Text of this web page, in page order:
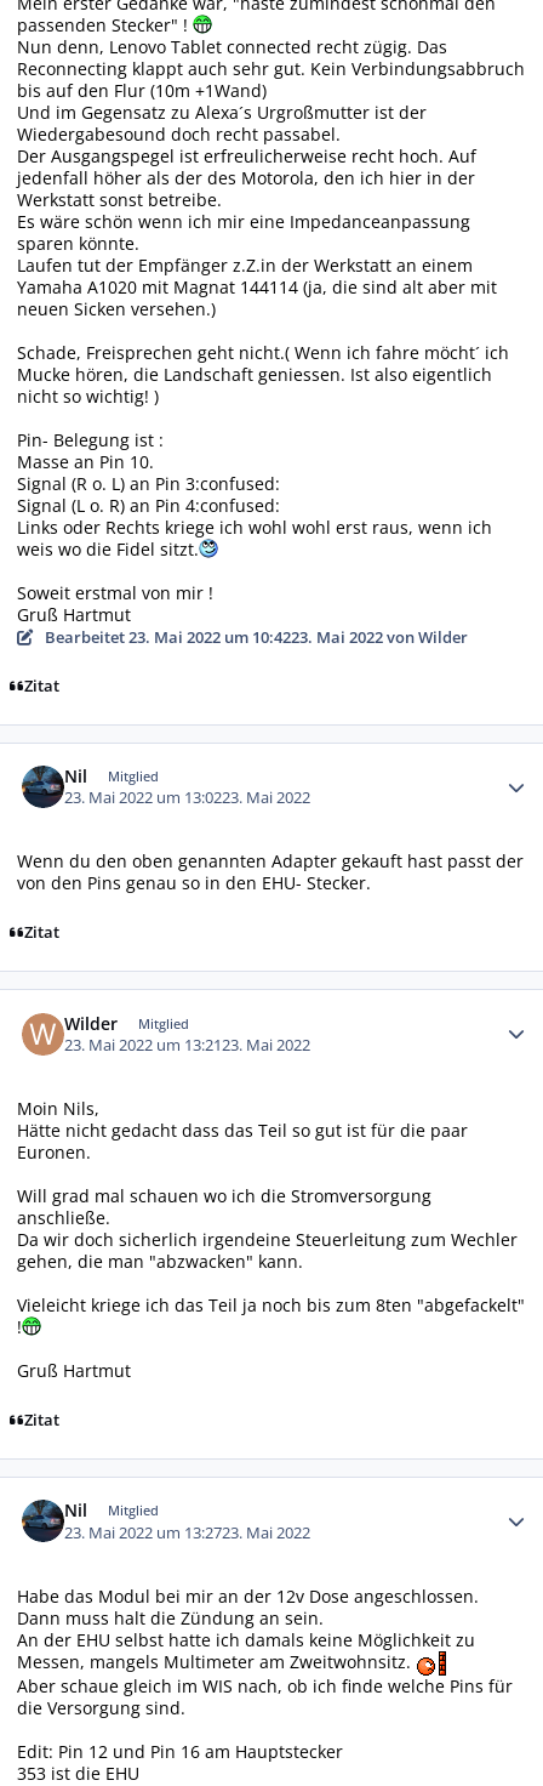
passenden Stecker" !
Nun denn, Lenovo Tablet connected recht zügig. Das
Reconnecting klappt auch sehr gut. Kein Verbindungsabbruch
bis auf den Flur (10m +1Wand)
Und im Gegensatz zu Alexa´s Urgroßmutter ist der
Wiedergabesound doch recht passabel.
Der Ausgangspegel ist erfreulicherweise recht hoch. Auf
jedenfall höher als der des Motorola, den ich hier in der
Werkstatt sonst betreibe.
Es wäre schön wenn ich mir eine Impedanceanpassung
sparen könnte.
Laufen tut der Empfänger z.Z.in der Werkstatt an einem
Yamaha A1020 mit Magnat 144114 (ja, die sind alt aber mit
neuen Sicken versehen.)
Schade, Freisprechen geht nicht.( Wenn ich fahre möcht´ ich
Mucke hören, die Landschaft geniessen. Ist also eigentlich
nicht so wichtig! )
Pin- Belegung ist :
Masse an Pin 10.
Signal (R o. L) an Pin 3:confused:
Signal (L o. R) an Pin 4:confused:
Links oder Rechts kriege ich wohl wohl erst raus, wenn ich
weis wo die Fidel sitzt.
Soweit erstmal von mir !
Gruß Hartmut
Bearbeitet23. Mai 2022 um 10:4223. Mai 2022von Wilder
Zitat
Nil Mitglied
23. Mai 2022 um 13:0223. Mai 2022
Wenn du den oben genannten Adapter gekauft hast passt der
von den Pins genau so in den EHU- Stecker.
Zitat
Wilder Mitglied
23. Mai 2022 um 13:2123. Mai 2022
Moin Nils,
Hätte nicht gedacht dass das Teil so gut ist für die paar
Euronen.
Will grad mal schauen wo ich die Stromversorgung
anschließe.
Da wir doch sicherlich irgendeine Steuerleitung zum Wechler
gehen, die man "abzwacken" kann.
Vieleicht kriege ich das Teil ja noch bis zum 8ten "abgefackelt"
!
Gruß Hartmut
Zitat
Nil Mitglied
23. Mai 2022 um 13:2723. Mai 2022
Habe das Modul bei mir an der 12v Dose angeschlossen.
Dann muss halt die Zündung an sein.
An der EHU selbst hatte ich damals keine Möglichkeit zu
Messen, mangels Multimeter am Zweitwohnsitz.
Aber schaue gleich im WIS nach, ob ich finde welche Pins für
die Versorgung sind.
Edit: Pin 12 und Pin 16 am Hauptstecker
353 ist die EHU